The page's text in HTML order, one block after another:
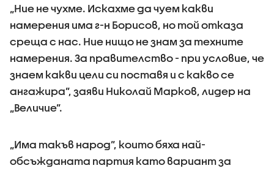
„Ние не чухме. Искахме да чуем какви
намерения има г-н Борисов, но той отказа
среща с нас. Ние нищо не знам за техните
намерения. За правителство - при условие, че
знаем какви цели си поставя и с какво се
ангажира”, заяви Николай Марков, лидер на
„Величие”.
„Има такъв народ”, които бяха най-
обсъжданата партия като вариант за